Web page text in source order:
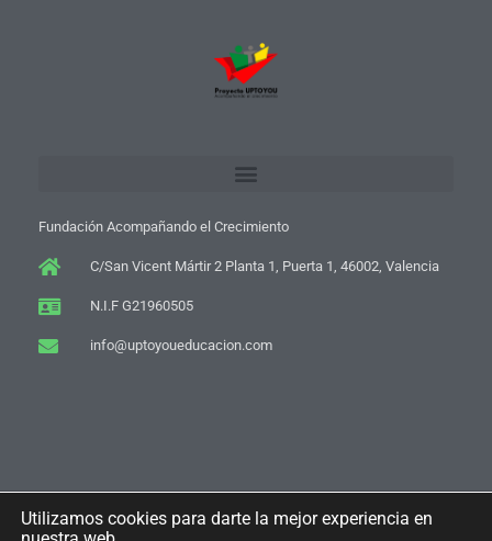
Fundación Acompañando el Crecimiento
C/San Vicent Mártir 2 Planta 1, Puerta 1, 46002, Valencia
N.I.F G21960505
info@uptoyoueducacion.com
F
a
Y
o
I
n
W
h
Utilizamos cookies para darte la mejor experiencia en